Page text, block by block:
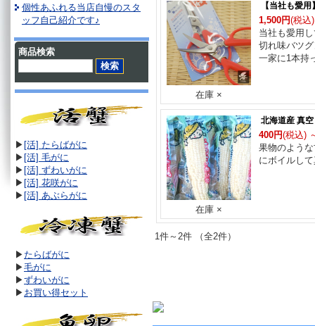
個性あふれる当店自慢のスタ
ッフ自己紹介です♪
商品検索
▶ [活] たらばがに
▶ [活] 毛がに
▶ [活] ずわいがに
▶ [活] 花咲がに
▶ [活] あぶらがに
▶ たらばがに
▶毛がに
▶ずわいがに
▶ お買い得セット
在庫 ×
【当社も愛
1,500円(税込)
当社も愛用
切れ味バツ
一家に1本持
在庫 ×
北海道産 真
400円(税込)
果物のよう
にボイルし
1件～2件 （全2件）